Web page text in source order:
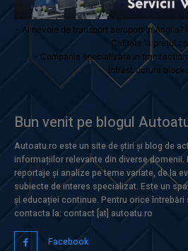
- Ai nevoie de transport aeroport in Anglia?
Calitate la prețul
- Companie specializata in
infrastructura
Bun venit pe blogul
Autoatu.ro este un site de știri și blog de
informațiilor relevante din diverse
reportaje și analize pe teme variate, de la
subiecte de interes specializat. Este un
și educației continue. Pentru orice
contacta la: contact [at] autoatu.ro
Facebook